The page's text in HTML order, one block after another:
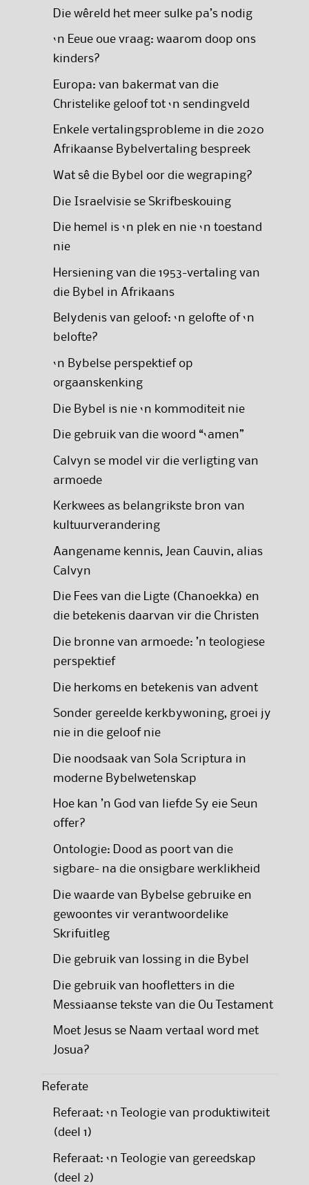
Die wêreld het meer sulke pa’s nodig
‘n Eeue oue vraag: waarom doop ons
kinders?
Europa: van bakermat van die
Christelike geloof tot ‘n sendingveld
Enkele vertalingsprobleme in die 2020
Afrikaanse Bybelvertaling bespreek
Wat sê die Bybel oor die wegraping?
Die Israelvisie se Skrifbeskouing
Die hemel is ‘n plek en nie ‘n toestand
nie
Hersiening van die 1953-vertaling van
die Bybel in Afrikaans
Belydenis van geloof: ‘n gelofte of ‘n
belofte?
‘n Bybelse perspektief op
orgaanskenking
Die Bybel is nie ‘n kommoditeit nie
Die gebruik van die woord “‘amen”
Calvyn se model vir die verligting van
armoede
Kerkwees as belangrikste bron van
kultuurverandering
Aangename kennis, Jean Cauvin, alias
Calvyn
Die Fees van die Ligte (Chanoekka) en
die betekenis daarvan vir die Christen
Die bronne van armoede: ’n teologiese
perspektief
Die herkoms en betekenis van advent
Sonder gereelde kerkbywoning, groei jy
nie in die geloof nie
Die noodsaak van Sola Scriptura in
moderne Bybelwetenskap
Hoe kan ’n God van liefde Sy eie Seun
offer?
Ontologie: Dood as poort van die
sigbare- na die onsigbare werklikheid
Die waarde van Bybelse gebruike en
gewoontes vir verantwoordelike
Skrifuitleg
Die gebruik van lossing in die Bybel
Die gebruik van hoofletters in die
Messiaanse tekste van die Ou Testament
Moet Jesus se Naam vertaal word met
Josua?
Referate
Referaat: ‘n Teologie van produktiwiteit
(deel 1)
Referaat: ‘n Teologie van gereedskap
(deel 2)